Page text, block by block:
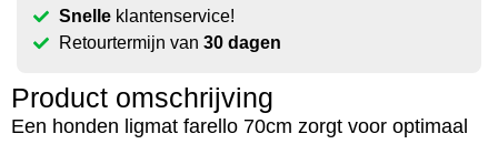
Snelleklantenservice!
Retourtermijn van 30 dagen
Product omschrijving
Een honden ligmat farello 70cm zorgt voor optimaal